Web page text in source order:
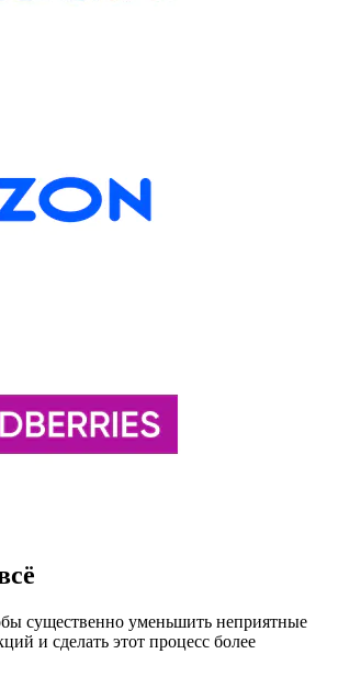
существенно уменьшить неприятные
и сделать этот процесс более